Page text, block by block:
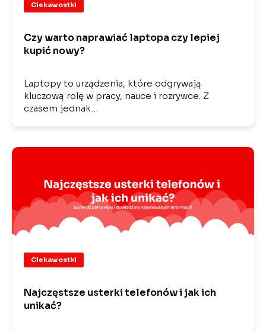
Ciekawostki
Czy warto naprawiać laptopa czy lepiej
kupić nowy?
Laptopy to urządzenia, które odgrywają
kluczową rolę w pracy, nauce i rozrywce. Z
czasem jednak…
Ciekawostki
Najczęstsze usterki telefonów i jak ich
unikać?